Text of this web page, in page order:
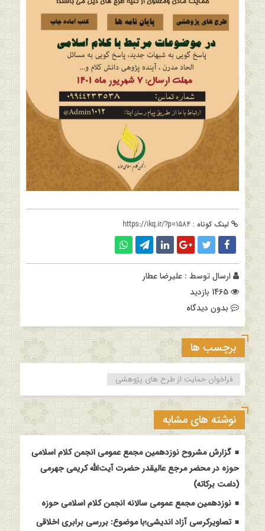
لینک کوتاه : https://ikq.ir/?p=1584
ارسال توسط : علیرضا عطار
بدون دیدگاه
برچسب ها
فراخوان حمایت از طرح های پژوهشی
نوشته های مشابه
گزارش مشروح نوزدهمین مجمع عمومی انجمن کلام اسلامی
حوزه در محضر مرجع عالیقدر حضرت آیت‌الله کریمی جهرمی
(دامت برکاته)
نوزدهمین مجمع عمومی سالانه انجمن کلام اسلامی حوزه
تصاویرکرسی آزاد اندیشی؛با موضوع: بررسی برابری اخلاقی